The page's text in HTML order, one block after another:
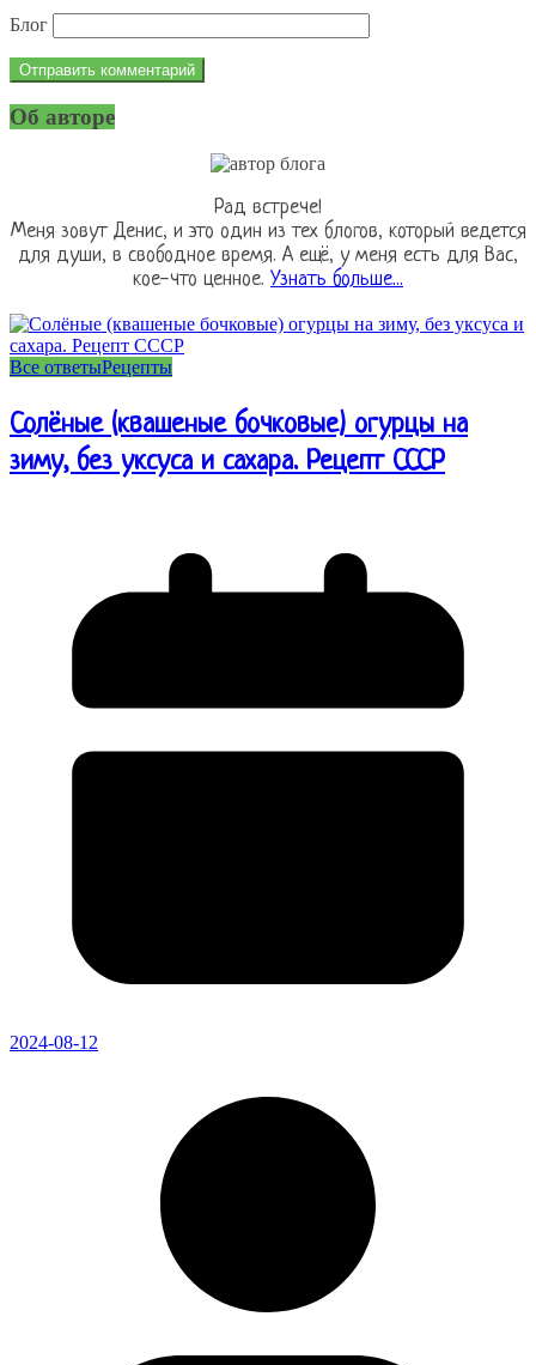
Блог
Об авторе
Рад встрече!
Меня зовут Денис, и это один из тех блогов, который ведется
для души, в свободное время. А ещё, у меня есть для Вас,
кое-что ценное. Узнать больше...
Все ответыРецепты
Солёные (квашеные бочковые) огурцы на
зиму, без уксуса и сахара. Рецепт СССР
2024-08-12